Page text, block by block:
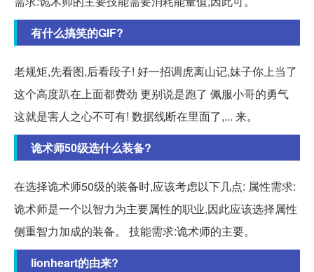
有什么搞笑的GIF?
老规矩,先看图,后看段子! 好一招调虎离山记,妹子你上当了
这个高度趴在上面都费劲 更别说是跑了 佩服小哥的勇气
这就是害人之心不可有! 数据线断在里面了,... 来。
诡术师50级选什么装备?
在选择诡术师50级的装备时,应该考虑以下几点: 属性需求:
诡术师是一个以智力为主要属性的职业,因此应该选择属性
侧重智力加成的装备。 技能需求:诡术师的主要。
lionheart的由来?